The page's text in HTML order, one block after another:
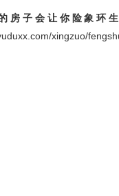
房子会让你险象环生
xingzuo/